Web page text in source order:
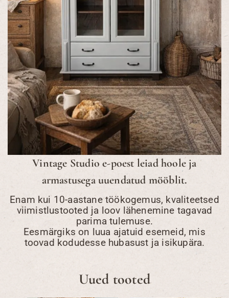
Vintage Studio e-poest leiad hoole ja
armastusega uuendatud mööblit.
Enam kui 10-aastane töökogemus, kvaliteetsed
viimistlustooted ja loov lähenemine tagavad
parima tulemuse.
Eesmärgiks on luua ajatuid esemeid, mis
toovad kodudesse hubasust ja isikupära.
Uued tooted